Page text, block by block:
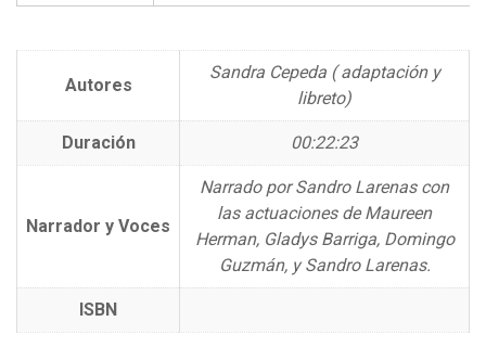
Autores
Sandra Cepeda ( adaptación y
libreto)
Duración 00:22:23
Narrador y Voces
Narrado por Sandro Larenas con
las actuaciones de Maureen
Herman, Gladys Barriga, Domingo
Guzmán, y Sandro Larenas.
ISBN